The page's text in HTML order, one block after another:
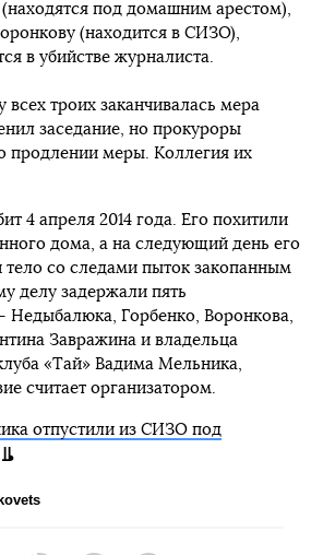
под домашним арестом),
(находится в СИЗО),
в убийстве журналиста.
всех троих заканчивалась мера
заседание, но прокуроры
продлении меры. Коллегия их
4 апреля 2014 года. Его похитили
дома, а на следующий день его
тело со следами пыток закопанным
делу задержали пять
Недыбалюка, Горбенко, Воронкова,
Завражина и владельца
«Тай» Вадима Мельника,
считает организатором.
отпустили из СИЗО под